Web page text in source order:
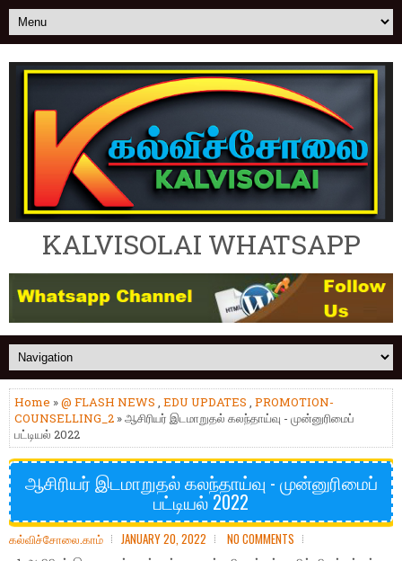
KALVISOLAI WHATSAPP
Home »@ FLASH NEWS , EDU UPDATES , PROMOTION-
COUNSELLING_2 » ஆசிரியர் இடமாறுதல் கலந்தாய்வு - முன்னுரிமைப்
பட்டியல் 2022
ஆசிரியர் இடமாறுதல் கலந்தாய்வு - முன்னுரிமைப்
பட்டியல் 2022
கல்விச்சோலை.காம் JANUARY 20, 2022 NO COMMENTS